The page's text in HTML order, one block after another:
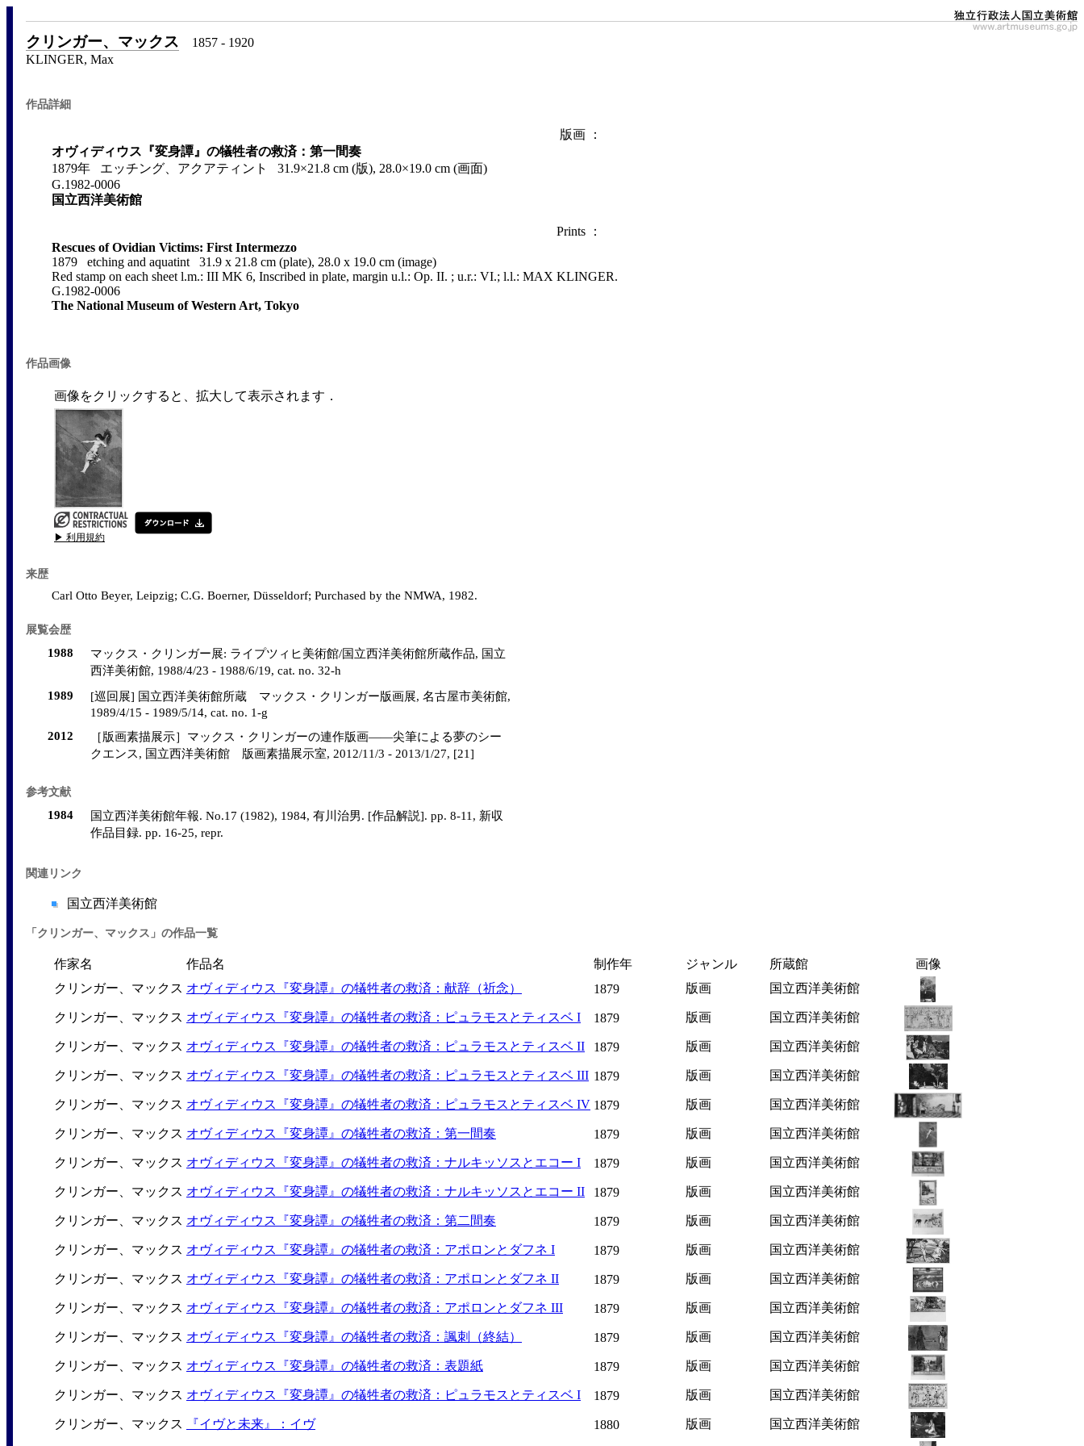
クリンガー、マックス 1857 - 1920
KLINGER, Max
作品詳細
版画 ：
オヴィディウス『変身譚』の犠牲者の救済：第一間奏
1879年 エッチング、アクアティント 31.9×21.8 cm (版), 28.0×19.0 cm (画面)
G.1982-0006
国立西洋美術館
Prints ：
Rescues of Ovidian Victims: First Intermezzo
1879 etching and aquatint 31.9 x 21.8 cm (plate), 28.0 x 19.0 cm (image)
Red stamp on each sheet l.m.: III MK 6, Inscribed in plate, margin u.l.: Op. II. ; u.r.: VI.; l.l.: MAX KLINGER.
G.1982-0006
The National Museum of Western Art, Tokyo
作品画像
画像をクリックすると、拡大して表示されます．
▶ 利用規約
来歴
Carl Otto Beyer, Leipzig; C.G. Boerner, Düsseldorf; Purchased by the NMWA, 1982.
展覧会歴
1988
マックス・クリンガー展: ライプツィヒ美術館/国立西洋美術館所蔵作品, 国立
西洋美術館, 1988/4/23 - 1988/6/19, cat. no. 32-h
1989
[巡回展] 国立西洋美術館所蔵 マックス・クリンガー版画展, 名古屋市美術館,
1989/4/15 - 1989/5/14, cat. no. 1-g
2012
［版画素描展示］マックス・クリンガーの連作版画――尖筆による夢のシー
クエンス, 国立西洋美術館 版画素描展示室, 2012/11/3 - 2013/1/27, [21]
参考文献
1984
国立西洋美術館年報. No.17 (1982), 1984, 有川治男. [作品解説]. pp. 8-11, 新収
作品目録. pp. 16-25, repr.
関連リンク
国立西洋美術館
「クリンガー、マックス」の作品一覧
作家名 作品名 制作年 ジャンル 所蔵館
画像
クリンガー、マックス オヴィディウス『変身譚』の犠牲者の救済：献辞（祈念） 1879 版画 国立西洋美術館
クリンガー、マックス オヴィディウス『変身譚』の犠牲者の救済：ピュラモスとティスベ I 1879 版画 国立西洋美術館
クリンガー、マックス オヴィディウス『変身譚』の犠牲者の救済：ピュラモスとティスベ II 1879 版画 国立西洋美術館
クリンガー、マックス オヴィディウス『変身譚』の犠牲者の救済：ピュラモスとティスベ III 1879 版画 国立西洋美術館
クリンガー、マックス オヴィディウス『変身譚』の犠牲者の救済：ピュラモスとティスベ IV 1879 版画 国立西洋美術館
クリンガー、マックス オヴィディウス『変身譚』の犠牲者の救済：第一間奏 1879 版画 国立西洋美術館
クリンガー、マックス オヴィディウス『変身譚』の犠牲者の救済：ナルキッソスとエコー I 1879 版画 国立西洋美術館
クリンガー、マックス オヴィディウス『変身譚』の犠牲者の救済：ナルキッソスとエコー II 1879 版画 国立西洋美術館
クリンガー、マックス オヴィディウス『変身譚』の犠牲者の救済：第二間奏 1879 版画 国立西洋美術館
クリンガー、マックス オヴィディウス『変身譚』の犠牲者の救済：アポロンとダフネ I 1879 版画 国立西洋美術館
クリンガー、マックス オヴィディウス『変身譚』の犠牲者の救済：アポロンとダフネ II 1879 版画 国立西洋美術館
クリンガー、マックス オヴィディウス『変身譚』の犠牲者の救済：アポロンとダフネ III 1879 版画 国立西洋美術館
クリンガー、マックス オヴィディウス『変身譚』の犠牲者の救済：諷刺（終結） 1879 版画 国立西洋美術館
クリンガー、マックス オヴィディウス『変身譚』の犠牲者の救済：表題紙 1879 版画 国立西洋美術館
クリンガー、マックス オヴィディウス『変身譚』の犠牲者の救済：ピュラモスとティスベ I 1879 版画 国立西洋美術館
クリンガー、マックス 『イヴと未来』：イヴ 1880 版画 国立西洋美術館